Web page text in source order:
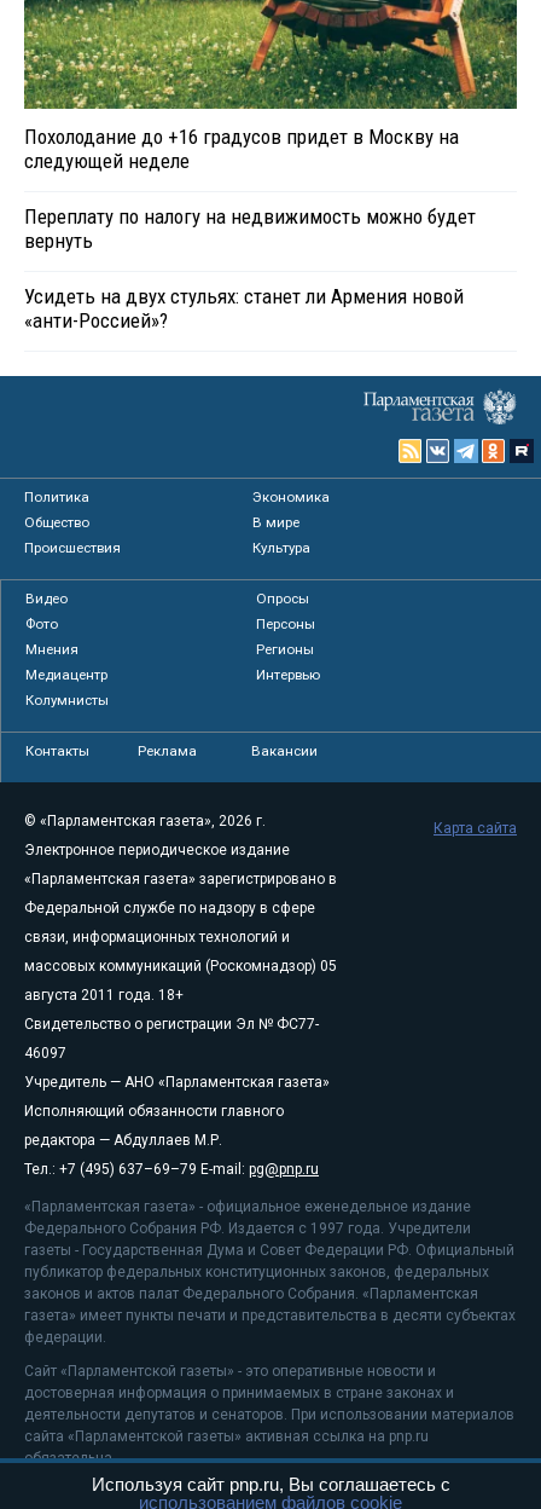
Похолодание до +16 градусов придет в Москву на
следующей неделе
Переплату по налогу на недвижимость можно будет
вернуть
Усидеть на двух стульях: станет ли Армения новой
«анти-Россией»?
Политика
Экономика
Общество
В мире
Происшествия
Культура
Видео
Опросы
Фото
Персоны
Мнения
Регионы
Медиацентр
Интервью
Колумнисты
Контакты Реклама Вакансии
© «Парламентская газета», 2026 г.
Электронное периодическое издание
«Парламентская газета» зарегистрировано в
Федеральной службе по надзору в сфере
связи, информационных технологий и
массовых коммуникаций (Роскомнадзор) 05
августа 2011 года. 18+
Свидетельство о регистрации Эл № ФС77-
46097
Учредитель — АНО «Парламентская газета»
Исполняющий обязанности главного
редактора — Абдуллаев М.Р.
Тел.: +7 (495) 637–69–79 E-mail: pg@pnp.ru
«Парламентская газета» - официальное еженедельное издание
Федерального Собрания РФ. Издается с 1997 года. Учредители
газеты - Государственная Дума и Совет Федерации РФ. Официальный
публикатор федеральных конституционных законов, федеральных
законов и актов палат Федерального Собрания. «Парламентская
газета» имеет пункты печати и представительства в десяти субъектах
федерации.
Сайт «Парламентской газеты» - это оперативные новости и
достоверная информация о принимаемых в стране законах и
деятельности депутатов и сенаторов. При использовании материалов
сайта «Парламентской газеты» активная ссылка на pnp.ru
обязательна.
На информационном ресурсе применяютсярекомендательные
Карта сайта
Используя сайт pnp.ru, Вы соглашаетесь с
использованием файлов cookie